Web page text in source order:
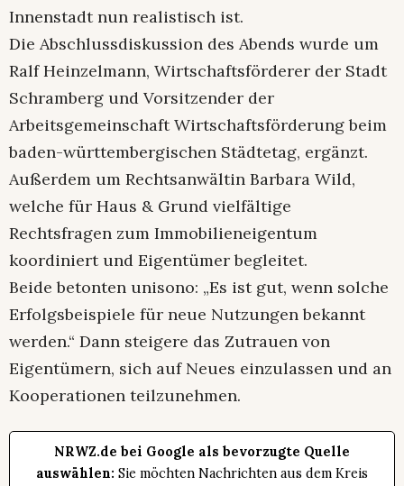
Innenstadt nun realistisch ist.
Die Abschlussdiskussion des Abends wurde um
Ralf Heinzelmann, Wirtschaftsförderer der Stadt
Schramberg und Vorsitzender der
Arbeitsgemeinschaft Wirtschaftsförderung beim
baden-württembergischen Städtetag, ergänzt.
Außerdem um Rechtsanwältin Barbara Wild,
welche für Haus & Grund vielfältige
Rechtsfragen zum Immobilieneigentum
koordiniert und Eigentümer begleitet.
Beide betonten unisono: „Es ist gut, wenn solche
Erfolgsbeispiele für neue Nutzungen bekannt
werden.“ Dann steigere das Zutrauen von
Eigentümern, sich auf Neues einzulassen und an
Kooperationen teilzunehmen.
NRWZ.de bei Google als bevorzugte Quelle
auswählen: Sie möchten Nachrichten aus dem Kreis